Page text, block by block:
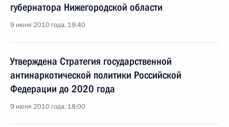
губернатора Нижегородской области
9 июня 2010 года, 19:40
Утверждена Стратегия государственной
антинаркотической политики Российской
Федерации до 2020 года
9 июня 2010 года, 18:00